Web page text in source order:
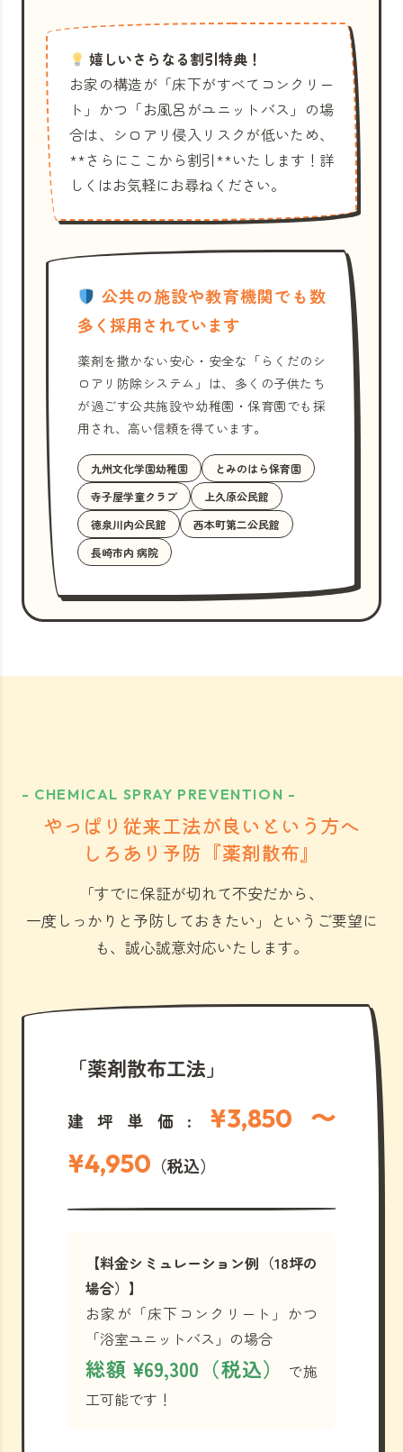
嬉しいさらなる割引特典！
お家の構造が「床下がすべてコンクリー
ト」かつ「お風呂がユニットバス」の場
合は、シロアリ侵入リスクが低いため、
**さらにここから割引**いたします！詳
しくはお気軽にお尋ねください。
公共の施設や教育機関でも数
多く採用されています
薬剤を撒かない安心・安全な「らくだのシ
ロアリ防除システム」は、多くの子供たち
が過ごす公共施設や幼稚園・保育園でも採
用され、高い信頼を得ています。
九州文化学園幼稚園
とみのはら保育園
寺子屋学童クラブ
上久原公民館
徳泉川内公民館
西本町第二公民館
長崎市内 病院
- CHEMICAL SPRAY PREVENTION -
やっぱり従来工法が良いという方へ
しろあり予防『薬剤散布』
「すでに保証が切れて不安だから、
一度しっかりと予防しておきたい」 というご要望に
も、誠心誠意対応いたします。
「薬剤散布工法」
建坪単価: ¥3,850 〜
¥4,950 （税込）
【料金シミュレーション例（18坪の
場合）】
お家が「床下コンクリート」かつ
「浴室ユニットバス」の場合
総額 ¥69,300（税込）
で施
工可能です！